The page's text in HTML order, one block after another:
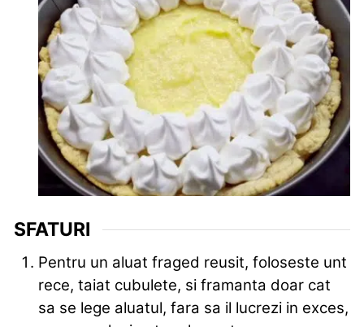
SFATURI
Pentru un aluat fraged reusit, foloseste unt
rece, taiat cubulete, si framanta doar cat
sa se lege aluatul, fara sa il lucrezi in exces,